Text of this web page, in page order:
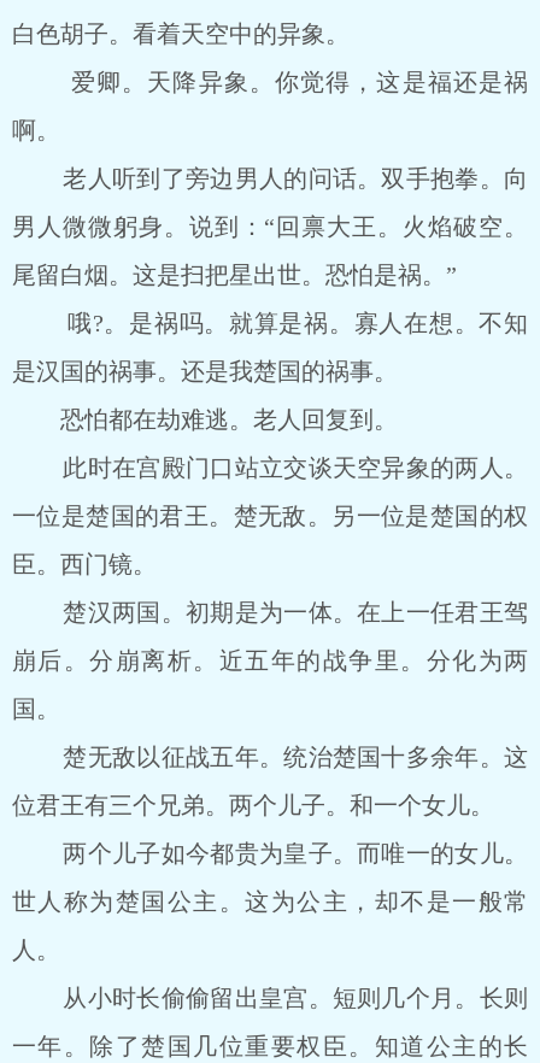
白色胡子。看着天空中的异象。
爱卿。天降异象。你觉得，这是福还是祸
啊。
老人听到了旁边男人的问话。双手抱拳。向
男人微微躬身。说到：“回禀大王。火焰破空。
尾留白烟。这是扫把星出世。恐怕是祸。”
哦?。是祸吗。就算是祸。寡人在想。不知
是汉国的祸事。还是我楚国的祸事。
恐怕都在劫难逃。老人回复到。
此时在宫殿门口站立交谈天空异象的两人。
一位是楚国的君王。楚无敌。另一位是楚国的权
臣。西门镜。
楚汉两国。初期是为一体。在上一任君王驾
崩后。分崩离析。近五年的战争里。分化为两
国。
楚无敌以征战五年。统治楚国十多余年。这
位君王有三个兄弟。两个儿子。和一个女儿。
两个儿子如今都贵为皇子。而唯一的女儿。
世人称为楚国公主。这为公主，却不是一般常
人。
从小时长偷偷留出皇宫。短则几个月。长则
一年。除了楚国几位重要权臣。知道公主的长